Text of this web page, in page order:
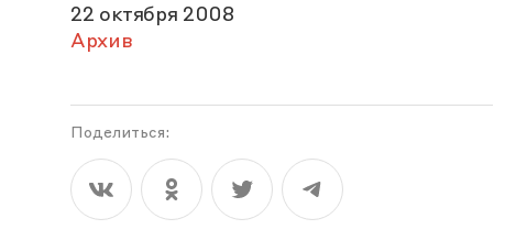
22 октября 2008
Архив
Поделиться: